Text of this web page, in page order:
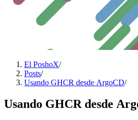
El PoshoX/
Posts/
Usando GHCR desde ArgoCD/
Usando GHCR desde